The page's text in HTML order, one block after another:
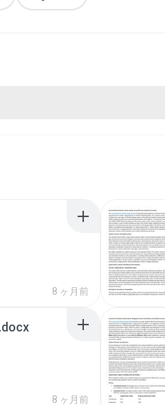
8 ヶ月前
8 ヶ月前